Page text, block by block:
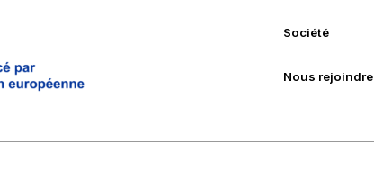
Société
Nous rejoindre